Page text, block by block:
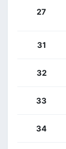
27
31
32
33
34